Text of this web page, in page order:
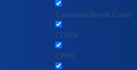
Coordenações de Curso
CORIN
CPPD